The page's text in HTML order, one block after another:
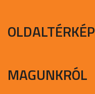
OLDALTÉRKÉP
MAGUNKRÓL